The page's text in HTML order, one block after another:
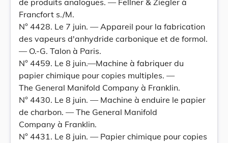
de produits analogues. — Fellner & Ziegler à
Francfort s./M.
N° 4428. Le 7 juin. — Appareil pour la fabrication
des vapeurs d'anhydride carbonique et de formol.
— O.-G. Talon à Paris.
N° 4459. Le 8 juin.—Machine à fabriquer du
papier chimique pour copies multiples. —
The General Manifold Company à Franklin.
N° 4430. Le 8 juin. — Machine à enduire le papier
de charbon. — The General Manifold
Company à Franklin.
N° 4431. Le 8 juin. — Papier chimique pour copies